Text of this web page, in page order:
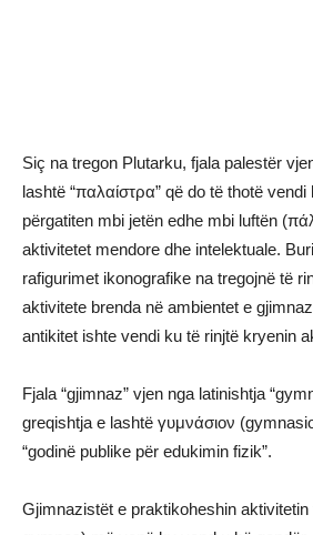
Siç na tregon Plutarku, fjala palestër
lashtë “παλαίστρα” që do të thotë
përgatiten mbi jetën edhe mbi luftën
aktivitetet mendore dhe intelektuale.
rafigurimet ikonografike na tregojnë të
aktivitete brenda në ambientet e
antikitet ishte vendi ku të rinjtë kryenin
Fjala “gjimnaz” vjen nga latinishtja
greqishtja e lashtë γυμνάσιον
“godinë publike për edukimin fizik”.
Gjimnazistët e praktikoheshin